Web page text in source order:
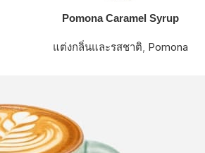
Pomona Caramel Syrup
แต่งกลิ่นและรสชาติ Pomona